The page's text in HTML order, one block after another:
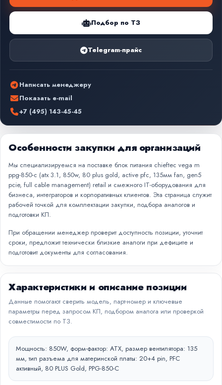
Подбор по ТЗ
Telegram-прайс
Написать менеджеру
Показать e-mail
+7 (495) 143-45-45
Особенности закупки для организаций
Мы специализируемся на поставке блок питания chieftec vega m
ppg-850-c (atx 3.1, 850w, 80 plus gold, active pfc, 135мм fan, gen5
pcie, full cable management) retail и смежного IT-оборудования для
бизнеса, интеграторов и корпоративных клиентов. Эта страница служит
рабочей точкой для комплектации закупки, подбора аналогов и
подготовки КП.
При обращении менеджер проверит доступность позиции, уточнит
сроки, предложит технически близкие аналоги при дефиците и
подготовит документы для согласования.
Характеристики и описание позиции
Данные помогают сверить модель, парт-номер и ключевые
параметры перед запросом КП, подбором аналога или проверкой
совместимости по ТЗ.
Мощность: 850W, форм-фактор: ATX, размер вентилятора: 135
мм, тип разъема для материнской платы: 20+4 pin, PFC
активный, 80 PLUS Gold, PPG-850-C